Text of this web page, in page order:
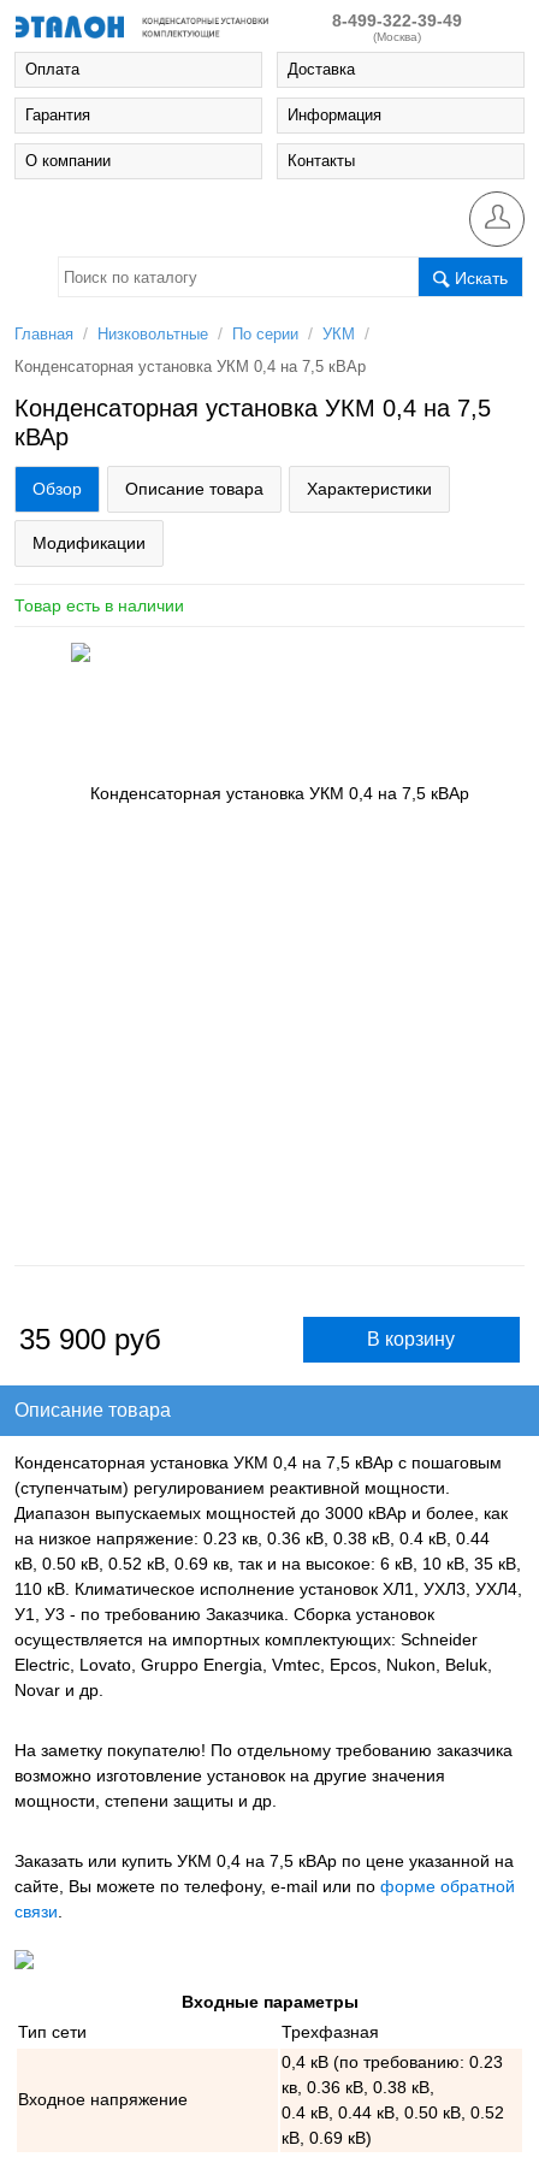
8-499-322-39-49
(Москва)
Оплата Доставка
Гарантия Информация
О компании Контакты
Искать
Главная / Низковольтные / По серии / УКМ /
Конденсаторная установка УКМ 0,4 на 7,5 кВАр
Конденсаторная установка УКМ 0,4 на 7,5
кВАр
Обзор Описание товара Характеристики
Модификации
Товар есть в наличии
35 900 руб
Описание товара
Конденсаторная установка УКМ 0,4 на 7,5 кВАр с пошаговым
(ступенчатым) регулированием реактивной мощности.
Диапазон выпускаемых мощностей до 3000 кВАр и более, как
на низкое напряжение: 0.23 кв, 0.36 кВ, 0.38 кВ, 0.4 кВ, 0.44
кВ, 0.50 кВ, 0.52 кВ, 0.69 кв, так и на высокое: 6 кВ, 10 кВ, 35 кВ,
110 кВ. Климатическое исполнение установок ХЛ1, УХЛ3, УХЛ4,
У1, У3 - по требованию Заказчика. Сборка установок
осуществляется на импортных комплектующих: Schneider
Electric, Lovato, Gruppo Energia, Vmtec, Epcos, Nukon, Beluk,
Novar и др.
На заметку покупателю! По отдельному требованию заказчика
возможно изготовление установок на другие значения
мощности, степени защиты и др.
Заказать или купить УКМ 0,4 на 7,5 кВАр по цене указанной на
сайте, Вы можете по телефону, e-mail или по форме обратной
связи.
Входные параметры
Тип сети
Трехфазная
Входное напряжение
0,4 кВ (по требованию: 0.23
кв, 0.36 кВ, 0.38 кВ,
0.4 кВ, 0.44 кВ, 0.50 кВ, 0.52
кВ, 0.69 кВ)